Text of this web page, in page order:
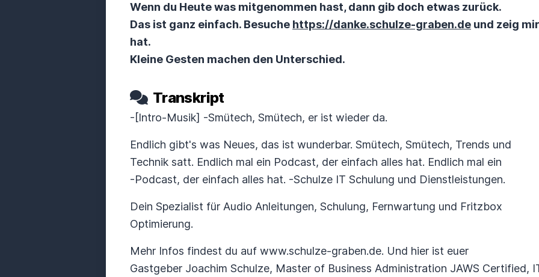
Wenn du Heute was mitgenommen hast, dann gib doch etwas zurück.
Das ist ganz einfach. Besuche https://danke.schulze-graben.de und zeig
hat.
Kleine Gesten machen den Unterschied.
Transkript
-[Intro-Musik] -Smütech, Smütech, er ist wieder da.
Endlich gibt's was Neues, das ist wunderbar. Smütech, Smütech, Trends und
Technik satt. Endlich mal ein Podcast, der einfach alles hat. Endlich mal ein
-Podcast, der einfach alles hat. -Schulze IT Schulung und Dienstleistungen.
Dein Spezialist für Audio Anleitungen, Schulung, Fernwartung und Fritzbox
Optimierung.
Mehr Infos findest du auf www.schulze-graben.de. Und hier ist euer
Gastgeber Joachim Schulze, Master of Business Administration JAWS Certified,